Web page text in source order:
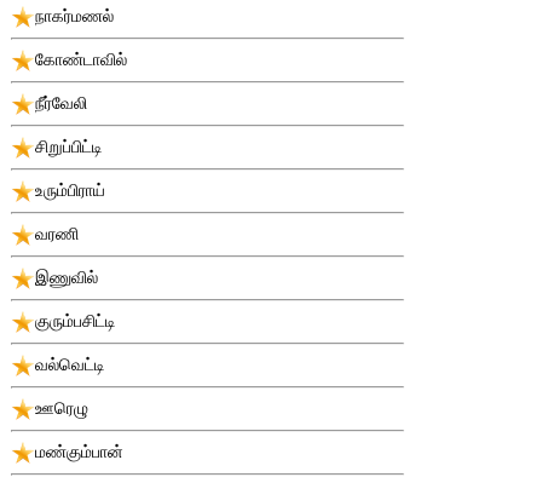
நாகர்மணல்
கோண்டாவில்
நீர்வேலி
சிறுப்பிட்டி
உரும்பிராய்
வரணி
இணுவில்
குரும்பசிட்டி
வல்வெட்டி
ஊரெழு
மண்கும்பான்